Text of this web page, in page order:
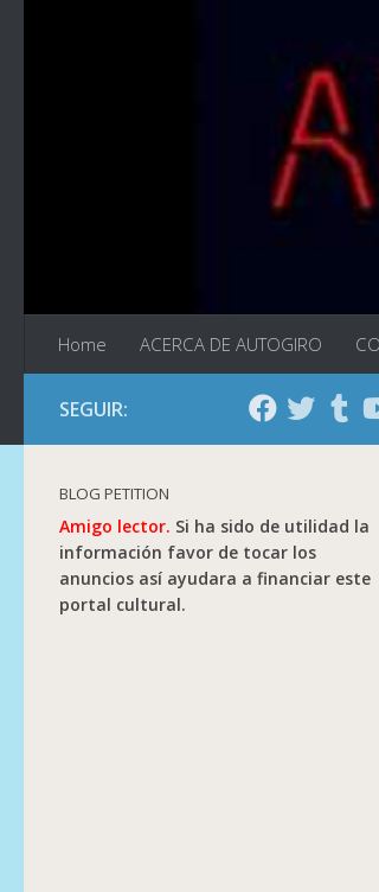
Home ACERCA DE AUTOGIRO
SEGUIR:
BLOG PETITION
Amigo lector. Si ha sido de utilidad la
información favor de tocar los
anuncios así ayudara a financiar este
portal cultural.